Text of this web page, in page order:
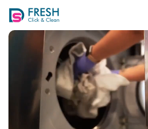
Franchise
HU
EN